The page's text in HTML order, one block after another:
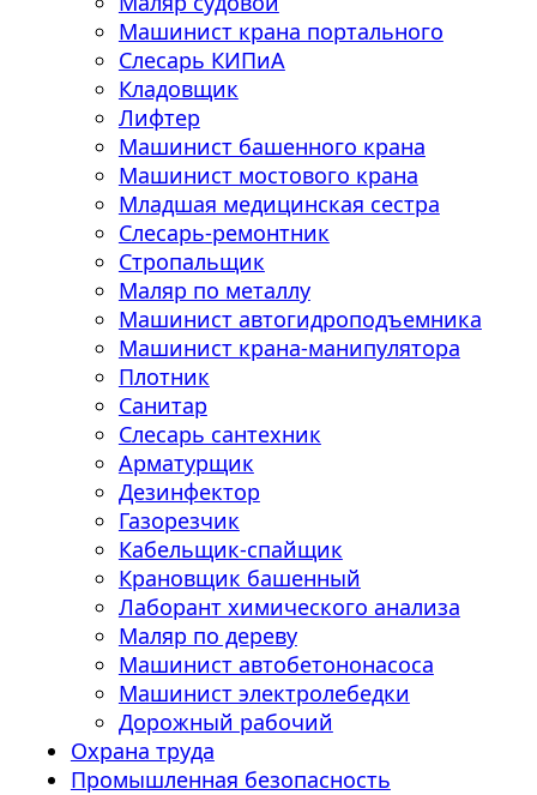
Машинист крана портального
Слесарь КИПиА
Кладовщик
Лифтер
Машинист башенного крана
Машинист мостового крана
Младшая медицинская сестра
Слесарь-ремонтник
Стропальщик
Маляр по металлу
Машинист автогидроподъемника
Машинист крана-манипулятора
Плотник
Санитар
Слесарь сантехник
Арматурщик
Дезинфектор
Газорезчик
Кабельщик-спайщик
Крановщик башенный
Лаборант химического анализа
Маляр по дереву
Машинист автобетононасоса
Машинист электролебедки
Дорожный рабочий
Охрана труда
Промышленная безопасность